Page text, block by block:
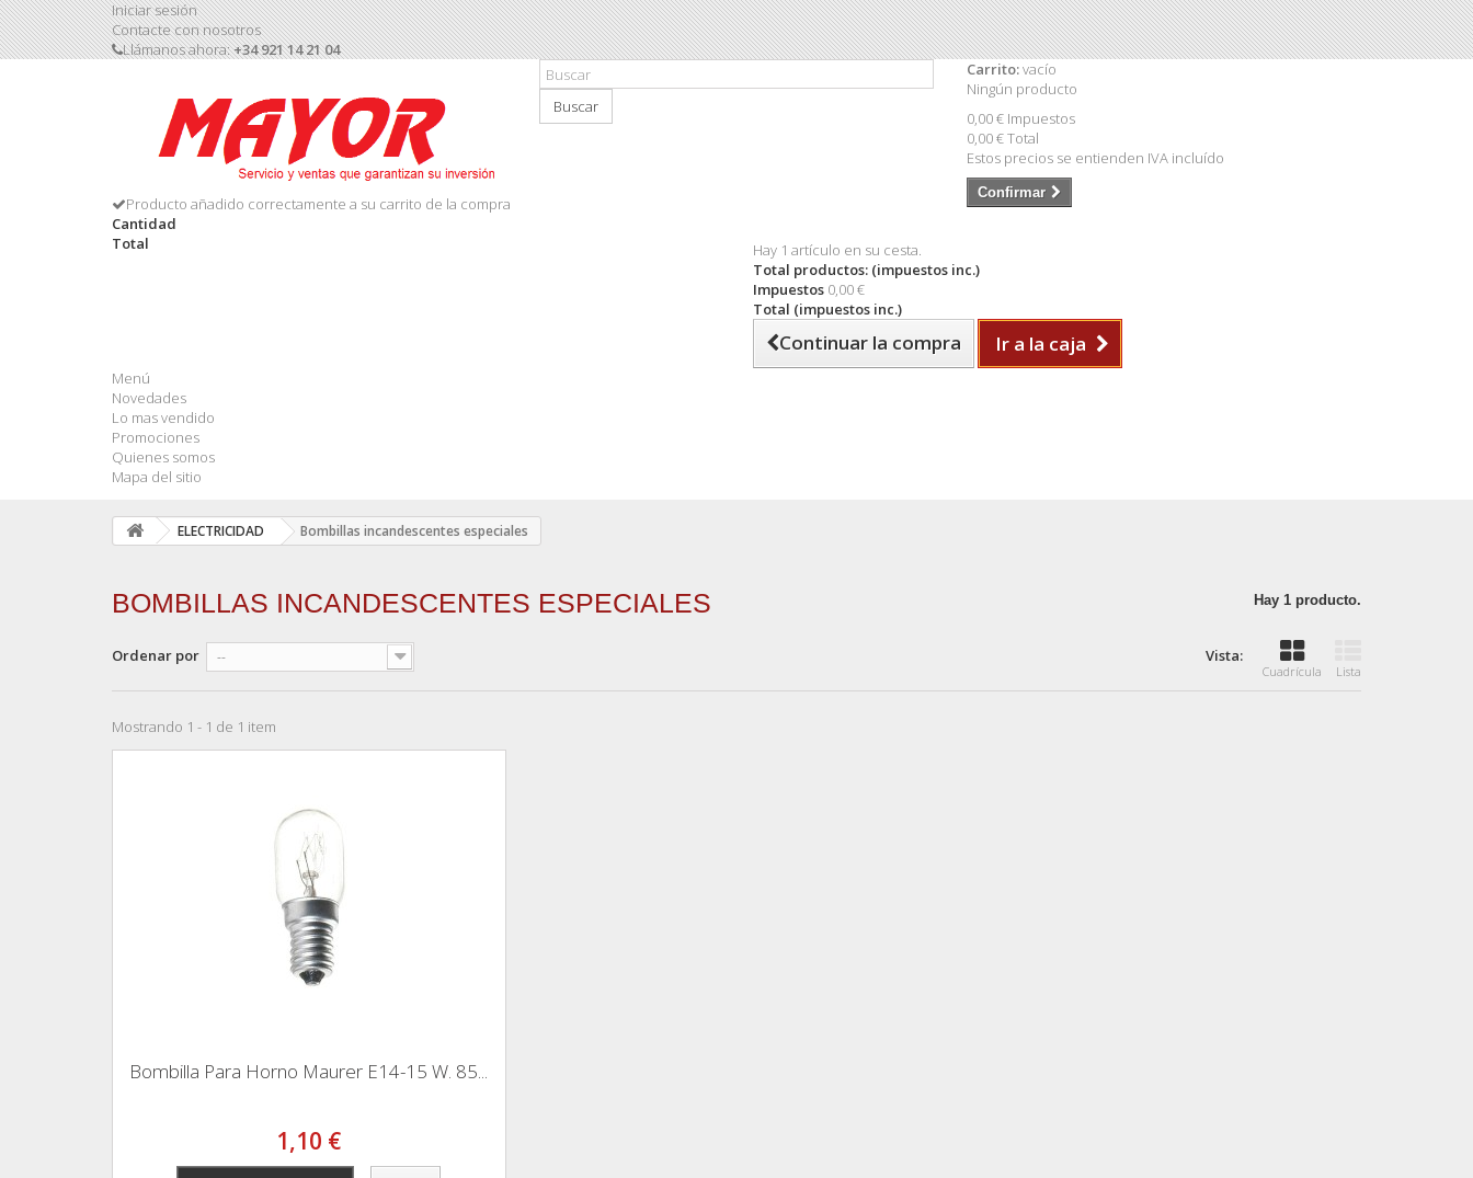
Iniciar sesión
Contacte con nosotros
Llámanos ahora:+34 921 14 21 04
Buscar
Carrito:vacío
Ningún producto
0,00 € Impuestos
0,00 €Total
Estos precios se entienden IVA incluído
Confirmar
Producto añadido correctamente a su carrito de la compra
Cantidad
Total
Hay 1 artículo en su cesta.
Total productos: (impuestos inc.)
Impuestos 0,00 €
Total (impuestos inc.)
Continuar la compra Ir a la caja
Menú
Novedades
Lo mas vendido
Promociones
Quienes somos
Mapa del sitio
ELECTRICIDAD Bombillas incandescentes especiales
BOMBILLAS INCANDESCENTES ESPECIALES Hay 1 producto.
Vista:
Cuadrícula Lista
Ordenar por --
Mostrando 1 - 1 de 1 item
Bombilla Para Horno Maurer E14-15 W. 85...
1,10 €